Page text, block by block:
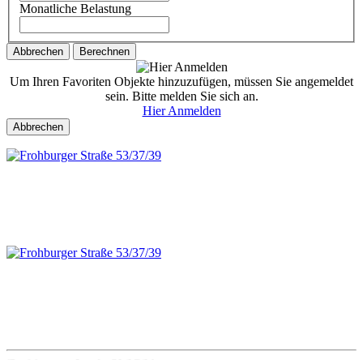
Monatliche Belastung
Abbrechen Berechnen
Um Ihren Favoriten Objekte hinzuzufügen, müssen Sie angemeldet
sein. Bitte melden Sie sich an.
Hier Anmelden
Abbrechen